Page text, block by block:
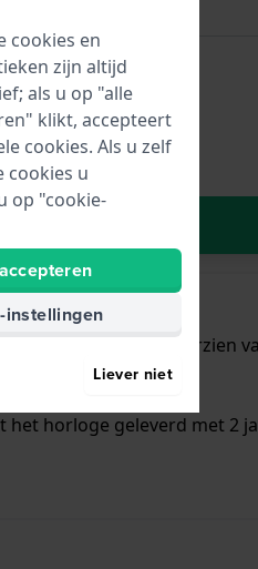
19 mm en is voorzien
horloge geleverd met 2
cookies en
zijn altijd
als u op "alle
klikt, accepteert
cookies. Als u zelf
cookies u
op "cookie-
instellingen
Liever niet